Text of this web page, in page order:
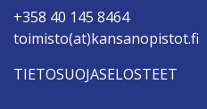
+358 40 145 8464
toimisto(at)kansanopistot.fi
TIETOSUOJASELOSTEET